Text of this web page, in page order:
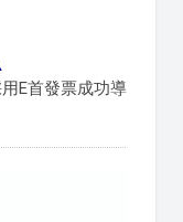
用E首發票成功導